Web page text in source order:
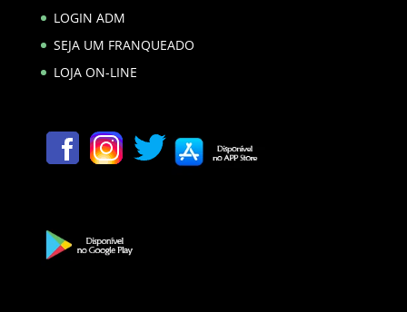
LOGIN ADM
SEJA UM FRANQUEADO
LOJA ON-LINE